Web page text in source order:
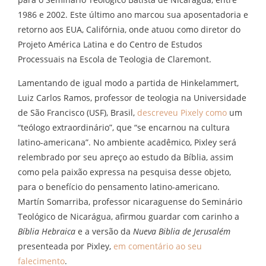
1986 e 2002. Este último ano marcou sua aposentadoria e
retorno aos EUA, Califórnia, onde atuou como diretor do
Projeto América Latina e do Centro de Estudos
Processuais na Escola de Teologia de Claremont.
Lamentando de igual modo a partida de Hinkelammert,
Luiz Carlos Ramos, professor de teologia na Universidade
de São Francisco (USF), Brasil, descreveu Pixely como um
“teólogo extraordinário”, que “se encarnou na cultura
latino-americana”. No ambiente acadêmico, Pixley será
relembrado por seu apreço ao estudo da Bíblia, assim
como pela paixão expressa na pesquisa desse objeto,
para o benefício do pensamento latino-americano.
Martín Somarriba, professor nicaraguense do Seminário
Teológico de Nicarágua, afirmou guardar com carinho a
Bíblia Hebraica e a versão da Nueva Biblia de Jerusalém
presenteada por Pixley, em comentário ao seu
falecimento.